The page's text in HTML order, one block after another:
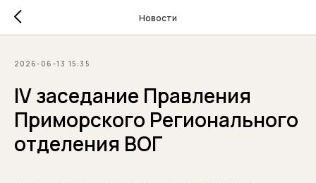
Новости
2026-06-13 15:35
IV заседание Правления
Приморского Регионального
отделения ВОГ